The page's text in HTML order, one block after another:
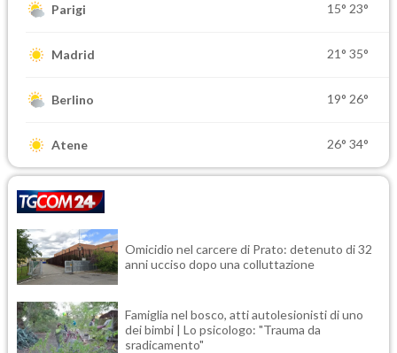
Parigi 15° 23°
Madrid 21° 35°
Berlino 19° 26°
Atene 26° 34°
Omicidio nel carcere di Prato: detenuto di 32
anni ucciso dopo una colluttazione
Famiglia nel bosco, atti autolesionisti di uno
dei bimbi | Lo psicologo: "Trauma da
sradicamento"